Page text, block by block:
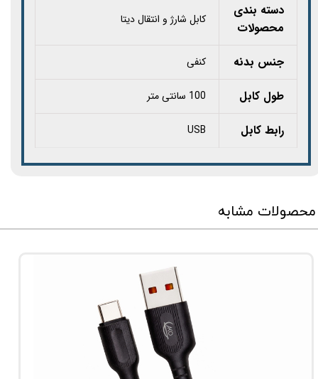
دسته بندی
محصولات
کابل شارژ و انتقال دیتا
جنس بدنه کنفی
طول کابل 100 سانتی متر
رابط کابل USB
محصولات مشابه